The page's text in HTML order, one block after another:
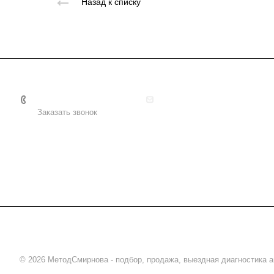
Назад к списку
Заказать звонок
© 2026 МетодСмирнова - подбор, продажа, выездная диагностика